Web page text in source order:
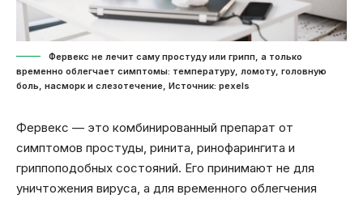
Фервекс не лечит саму простуду или грипп, а только
временно облегчает симптомы: температуру, ломоту, головную
боль, насморк и слезотечение, Источник: pexels
Фервекс — это комбинированный препарат от
симптомов простуды, ринита, ринофарингита и
гриппоподобных состояний. Его принимают не для
уничтожения вируса, а для временного облегчения